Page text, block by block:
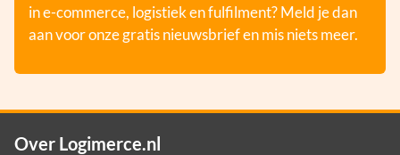
in e-commerce, logistiek en fulfilment? Meld je dan
aan voor onze gratis nieuwsbrief en mis niets meer.
Over Logimerce.nl